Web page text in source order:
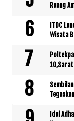
Ruang
ITDC
Wisata
10,Sarat
Idul